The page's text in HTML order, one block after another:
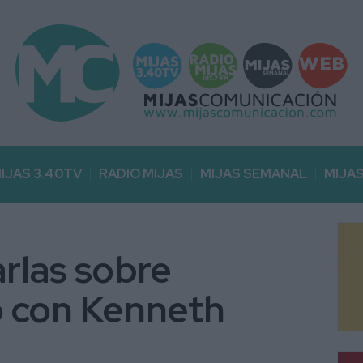
3.40TV RADIO MIJAS MIJAS SEMANAL
sobre
Kenneth